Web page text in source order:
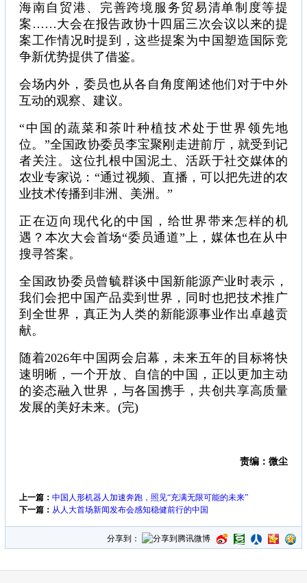
海南自贸港、完善跨境服务贸易清单制度等提
案……大会在报告政协十四届三次会议以来的提
案工作情况时提到，这些提案为中国塑造国际竞
争新优势提供了借鉴。
会场内外，委员也从各自角度阐述他们对于中外
互动的观察、建议。
“中国的蔬菜和茶叶种植技术处于世界领先地
位。”全国政协委员李宝聚刚走进前厅，就受到记
者关注。这位扎根中国泥土、活跃于社交媒体的
农业专家说：“通过视频、直播，可以把先进的农
业技术传播到非洲、美洲。”
正在迈向现代化的中国，给世界带来怎样的机
遇？本次大会首场“委员通道”上，媒体也在从中
搜寻答案。
全国政协委员曾毓群谈中国新能源产业时表示，
我们会把中国产品卖到世界，同时也把技术推广
到全世界，真正为人类的新能源事业作出卓越贡
献。
随着2026年中国两会启幕，未来五年的目标将快
速明晰，一个开放、自信的中国，正以更加主动
的姿态融入世界，与各国携手，共创共享高质量
发展的美好未来。(完)
责编：微尘
上一篇： 中国人形机器人加速奔跑，照见“充满无限可能的未来”
下一篇： 从人大首场新闻发布会感知稳健前行的中国
分享到：